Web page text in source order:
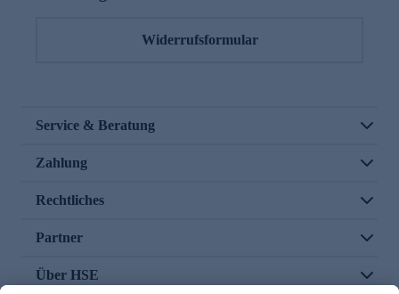
Widerrufsformular
Service & Beratung
Zahlung
Rechtliches
Partner
Über HSE